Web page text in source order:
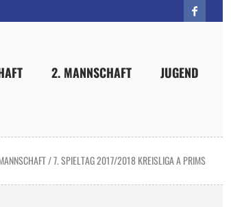
2. MANNSCHAFT JUGEND
/7. SPIELTAG 2017/2018 KREISLIGA A PRIMS